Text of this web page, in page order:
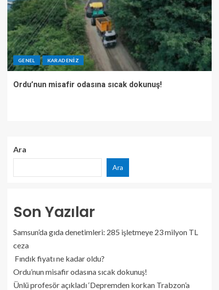
GENEL KARADENIZ
Ordu’nun misafir odasına sıcak dokunuş!
Ara
Ara
Son Yazılar
Samsun’da gıda denetimleri: 285 işletmeye 23 milyon TL
ceza
Fındık fiyatı ne kadar oldu?
Ordu’nun misafir odasına sıcak dokunuş!
Ünlü profesör açıkladı ‘Depremden korkan Trabzon’a